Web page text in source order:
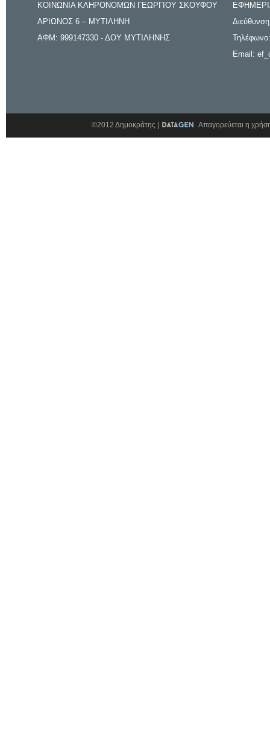
ΚΟΙΝΩΝΙΑ ΚΛΗΡΟΝΟΜΩΝ ΓΕΩΡΓΙΟΥ ΣΚΟΥΦΟΥ
ΑΡΙΩΝΟΣ 6 – ΜΥΤΙΛΗΝΗ
ΑΦΜ: 999147330 - ΔΟΥ ΜΥΤΙΛΗΝΗΣ
Email:
©2012 Δημοκράτης | Απαγορεύεται η